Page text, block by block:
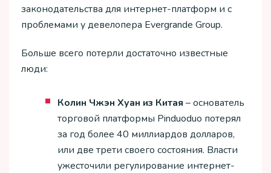
законодательства для интернет-платформ и с
проблемами у девелопера Evergrande Group.
Больше всего потерли достаточно известные
люди:
Колин Чжэн Хуан из Китая – основатель
торговой платформы Pinduoduo потерял
за год более 40 миллиардов долларов,
или две трети своего состояния. Власти
ужесточили регулирование интернет-